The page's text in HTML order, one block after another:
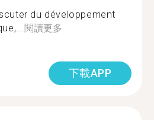
du développement
閱讀更多
下載APP